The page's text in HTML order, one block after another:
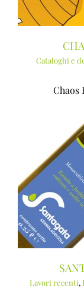
Cataloghi e
Chaos
Lavori recenti,